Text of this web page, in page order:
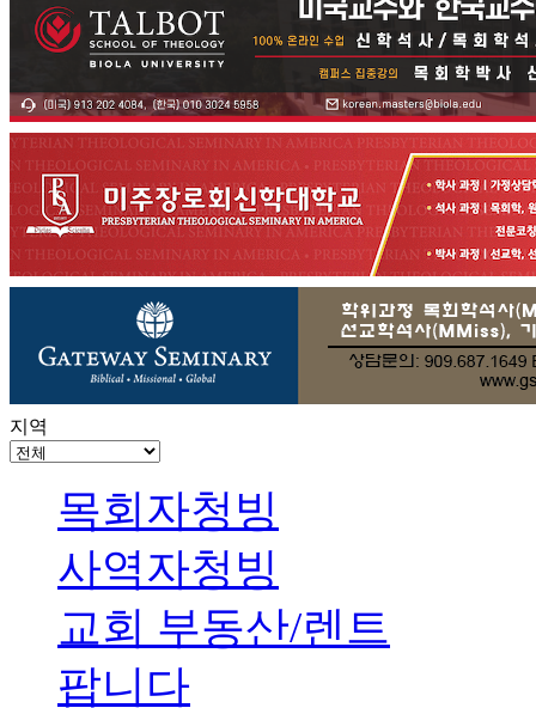
지역
목회자청빙
사역자청빙
교회 부동산/렌트
팝니다